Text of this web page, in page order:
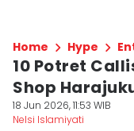
Home Hype
10 Potret
Shop
18 Jun 2026, 11:53 WIB
Nelsi Islamiyati